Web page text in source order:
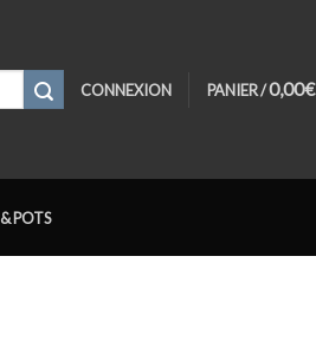
CONNEXION PANIER /0,00€
POTS